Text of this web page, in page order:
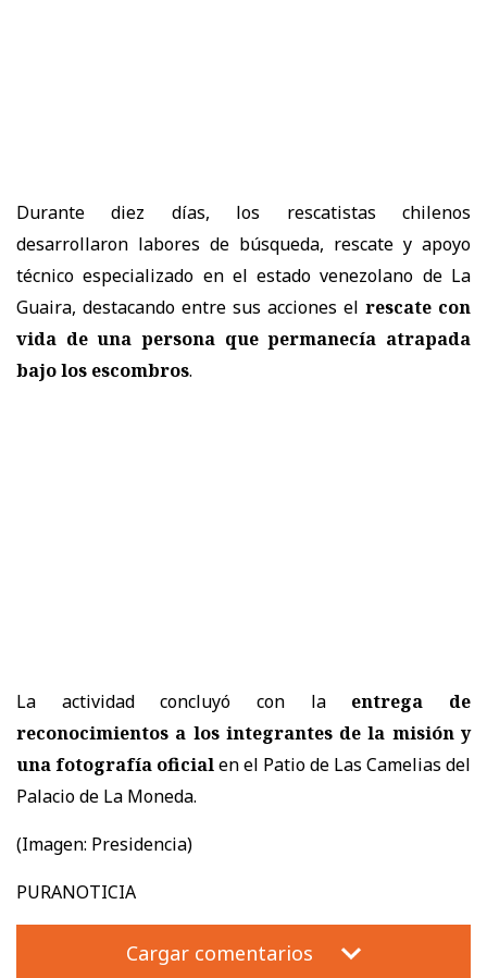
Durante diez días, los rescatistas chilenos
desarrollaron labores de búsqueda, rescate y apoyo
técnico especializado en el estado venezolano de La
Guaira, destacando entre sus acciones el rescate con
vida de una persona que permanecía atrapada
bajo los escombros.
La actividad concluyó con laentrega de
reconocimientos a los integrantes de la misión y
una fotografía oficialen el Patio de Las Camelias del
Palacio de La Moneda.
(Imagen: Presidencia)
PURANOTICIA
Cargar comentarios